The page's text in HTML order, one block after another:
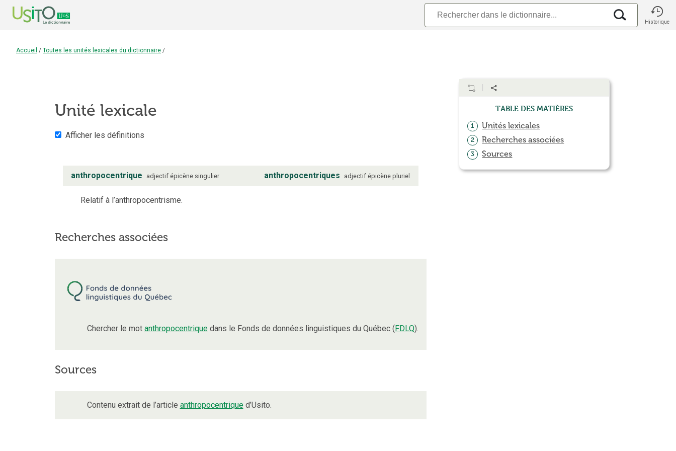
Historique
Accueil / Toutes les unités lexicales du dictionnaire /
Unité lexicale
Afficher les définitions
anthropocentrique adjectif épicène singulier anthropocentriques adjectif épicène pluriel
Relatif à l’anthropocentrisme.
Recherches associées
Chercher le mot anthropocentriquedans le Fonds de données linguistiques du Québec (FDLQ).
Sources
Contenu extrait de l’article anthropocentriqued’Usito.
Table des matières
1 Unités lexicales
2 Recherches associées
3 Sources